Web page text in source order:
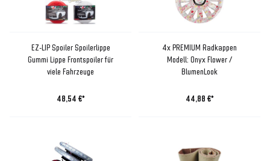
EZ-LIP Spoiler Spoilerlippe
Gummi Lippe Frontspoiler für
viele Fahrzeuge
48,54 €*
4x PREMIUM Radkappen
Modell: Onyx Flower /
BlumenLook
44,88 €*